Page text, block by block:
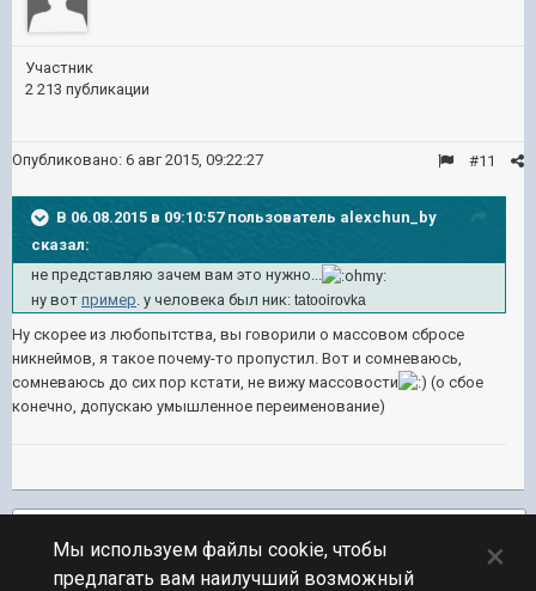
Участник
2 213 публикации
#11
Опубликовано: 6 авг 2015, 09:22:27
В 06.08.2015 в 09:10:57 пользователь alexchun_by
сказал:
не представляю зачем вам это нужно...
ну вот пример . у человека был ник: tatooirovka
Ну скорее из любопытства, вы говорили о массовом сбросе
никнеймов, я такое почему-то пропустил. Вот и сомневаюсь,
сомневаюсь до сих пор кстати, не вижу массовости
(о сбое
конечно, допускаю умышленное переименование)
Мы используем файлы cookie, чтобы
предлагать вам наилучший возможный
×